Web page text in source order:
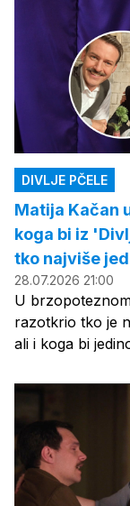
DIVLJE PČELE
Matija Kačan
koga bi iz
tko najviše
28.07.2026 21:00
U
razotkrio tko je
ali i koga bi